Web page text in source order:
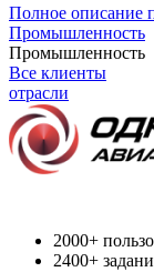
Полное описание
Промышленность
Промышленность
Все клиенты
отрасли
2000+
2400+